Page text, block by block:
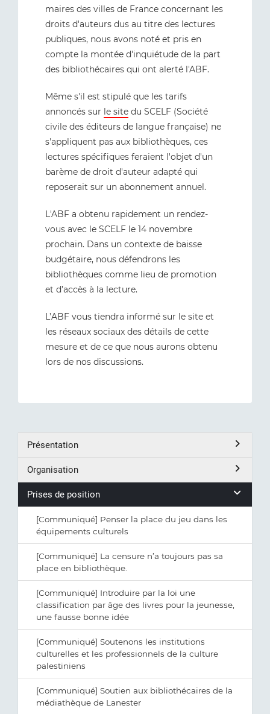
maires des villes de France concernant les
droits d'auteurs dus au titre des lectures
publiques, nous avons noté et pris en
compte la montée d'inquiétude de la part
des bibliothécaires qui ont alerté l'ABF.
Même s'il est stipulé que les tarifs
annoncés sur le site du SCELF (Société
civile des éditeurs de langue française) ne
s'appliquent pas aux bibliothèques, ces
lectures spécifiques feraient l'objet d'un
barème de droit d'auteur adapté qui
reposerait sur un abonnement annuel.
L'ABF a obtenu rapidement un rendez-
vous avec le SCELF le 14 novembre
prochain. Dans un contexte de baisse
budgétaire, nous défendrons les
bibliothèques comme lieu de promotion
et d’accès à la lecture.
L’ABF vous tiendra informé sur le site et
les réseaux sociaux des détails de cette
mesure et de ce que nous aurons obtenu
lors de nos discussions.
Présentation
Organisation
Prises de position
[Communiqué] Penser la place du jeu dans les
équipements culturels
[Communiqué] La censure n’a toujours pas sa
place en bibliothèque.
[Communiqué] Introduire par la loi une
classification par âge des livres pour la jeunesse,
une fausse bonne idée
[Communiqué] Soutenons les institutions
culturelles et les professionnels de la culture
palestiniens
[Communiqué] Soutien aux bibliothécaires de la
médiathèque de Lanester